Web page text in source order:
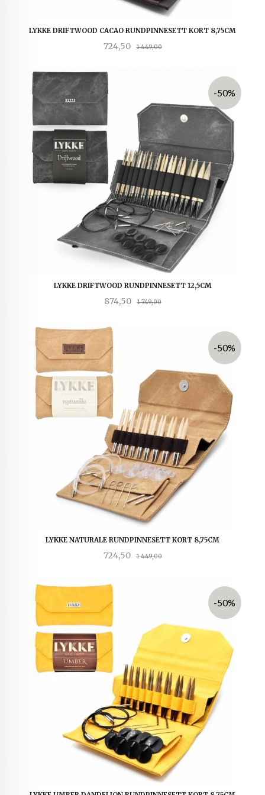
LYKKE DRIFTWOOD CACAO RUNDPINNESETT KORT 8,75CM
Tilbud
724,50 1 449,00Rabatt
LYKKE DRIFTWOOD RUNDPINNESETT 12,5CM
Tilbud
874,50 1 749,00Rabatt
-50%
LYKKE NATURALE RUNDPINNESETT KORT 8,75CM
Tilbud
724,50 1 449,00Rabatt
-50%
-50%